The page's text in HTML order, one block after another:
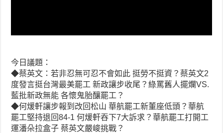
今日議題：
◆蔡英文：若非忍無可忍不會如此 挺勞不挺資？蔡英文2
度發言挺台灣最美罷工 新政讓步收尾？綠罵舊人擺爛VS.
藍批新政無能 各懷鬼胎釀罷工？
◆何煖軒讓步報到改回松山 華航罷工新董座低頭？華航
罷工堅持退回84-1 何煖軒吞下7大訴求？華航罷工打開工
運潘朵拉盒子 蔡英文嚴峻挑戰？